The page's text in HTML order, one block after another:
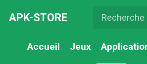
APK-STORE
Accueil Jeux